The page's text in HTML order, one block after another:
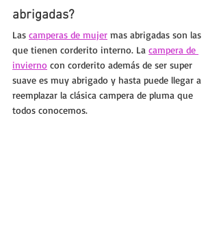
abrigadas?
Las camperas de mujer mas abrigadas son las
que tienen corderito interno. La campera de
invierno con corderito además de ser super
suave es muy abrigado y hasta puede llegar a
reemplazar la clásica campera de pluma que
todos conocemos.